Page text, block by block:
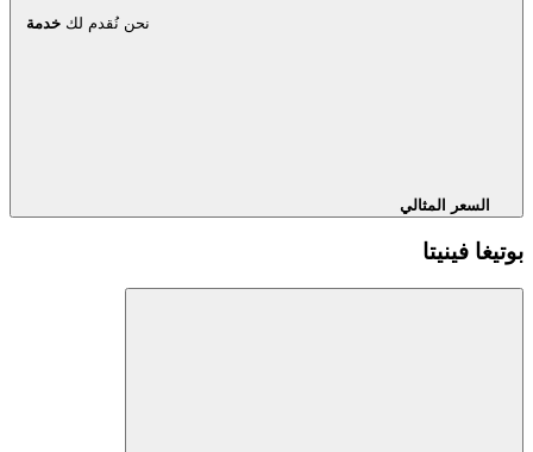
نحن نُقدم لك خدمة
السعر المثالي
بوتيغا فينيتا